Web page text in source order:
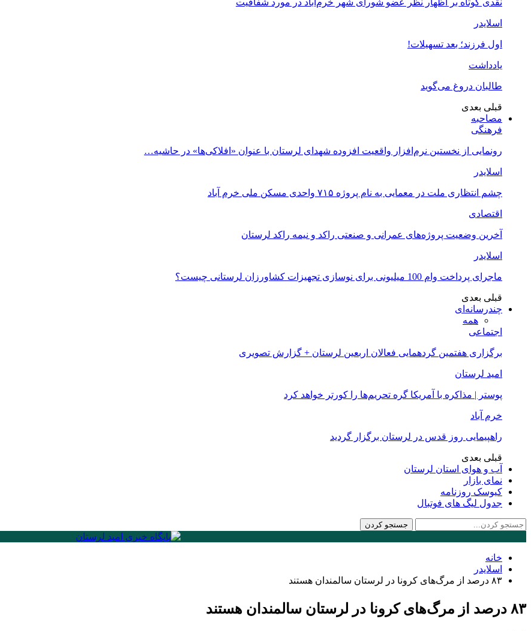
نقدی کوتاه بر اظهار نظر عضو شورای شهر خرم‌آباد در مورد شفافیت
اسلایدر
اول فرزند؛ بعد تسهیلات!
یادداشت
طالبان دروغ می‌گوید
قبلی بعدی
مصاحبه
فرهنگی
رونمایی از نخستین نرم‌افزار واقعیت افزوده شهدای لرستان با عنوان «افلاکی‌ها» در حاشیه…
اسلایدر
چشم انتظاری ملت در معمایی به نام پروژه ۷۱۵ واحدی مسکن ملی خرم آباد
اقتصادی
آخرین وضعیت پروژه‌های عمرانی و صنعتی راکد و نیمه راکد لرستان
اسلایدر
ماجرای پرداخت وام 100 میلیونی برای نوسازی تجهیزات کشاورزان لرستانی چیست؟
قبلی بعدی
چندرسانه‌ای
همه
اجتماعی
برگزاری هفتمین گردهمایی فعالان اربعین لرستان + گزارش تصویری
امید لرستان
پوستر | مذاکره با آمریکا گره تحریم‌ها را کورتر خواهد کرد
خرم آباد
راهپیمایی روز قدس در لرستان برگزار گردید
قبلی بعدی
آب و هوای استان لرستان
نمای بازار
کیوسک روزنامه
جدول لیگ های فوتبال
خانه
اسلایدر
۸۳ درصد از مرگ‌های کرونا در لرستان سالمندان هستند
۸۳ درصد از مرگ‌های کرونا در لرستان سالمندان هستند